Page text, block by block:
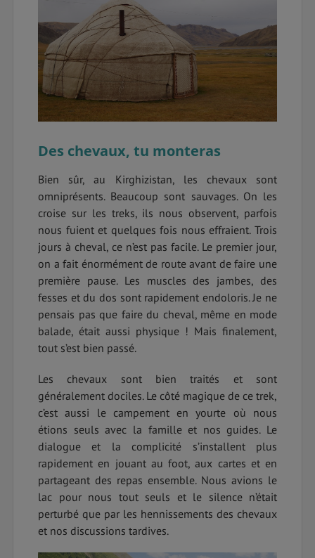
Des chevaux, tu monteras
Bien sûr, au Kirghizistan, les chevaux sont
omniprésents. Beaucoup sont sauvages. On les
croise sur les treks, ils nous observent, parfois
nous fuient et quelques fois nous effraient. Trois
jours à cheval, ce n’est pas facile. Le premier jour,
on a fait énormément de route avant de faire une
première pause. Les muscles des jambes, des
fesses et du dos sont rapidement endoloris. Je ne
pensais pas que faire du cheval, même en mode
balade, était aussi physique ! Mais finalement,
tout s’est bien passé.
Les chevaux sont bien traités et sont
généralement dociles. Le côté magique de ce trek,
c’est aussi le campement en yourte où nous
étions seuls avec la famille et nos guides. Le
dialogue et la complicité s’installent plus
rapidement en jouant au foot, aux cartes et en
partageant des repas ensemble. Nous avions le
lac pour nous tout seuls et le silence n’était
perturbé que par les hennissements des chevaux
et nos discussions tardives.